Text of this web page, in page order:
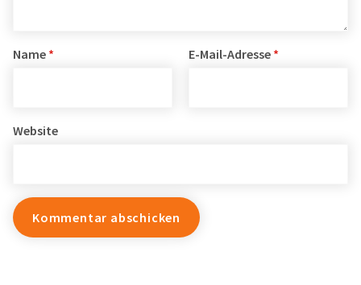
Name * E-Mail-Adresse *
Website